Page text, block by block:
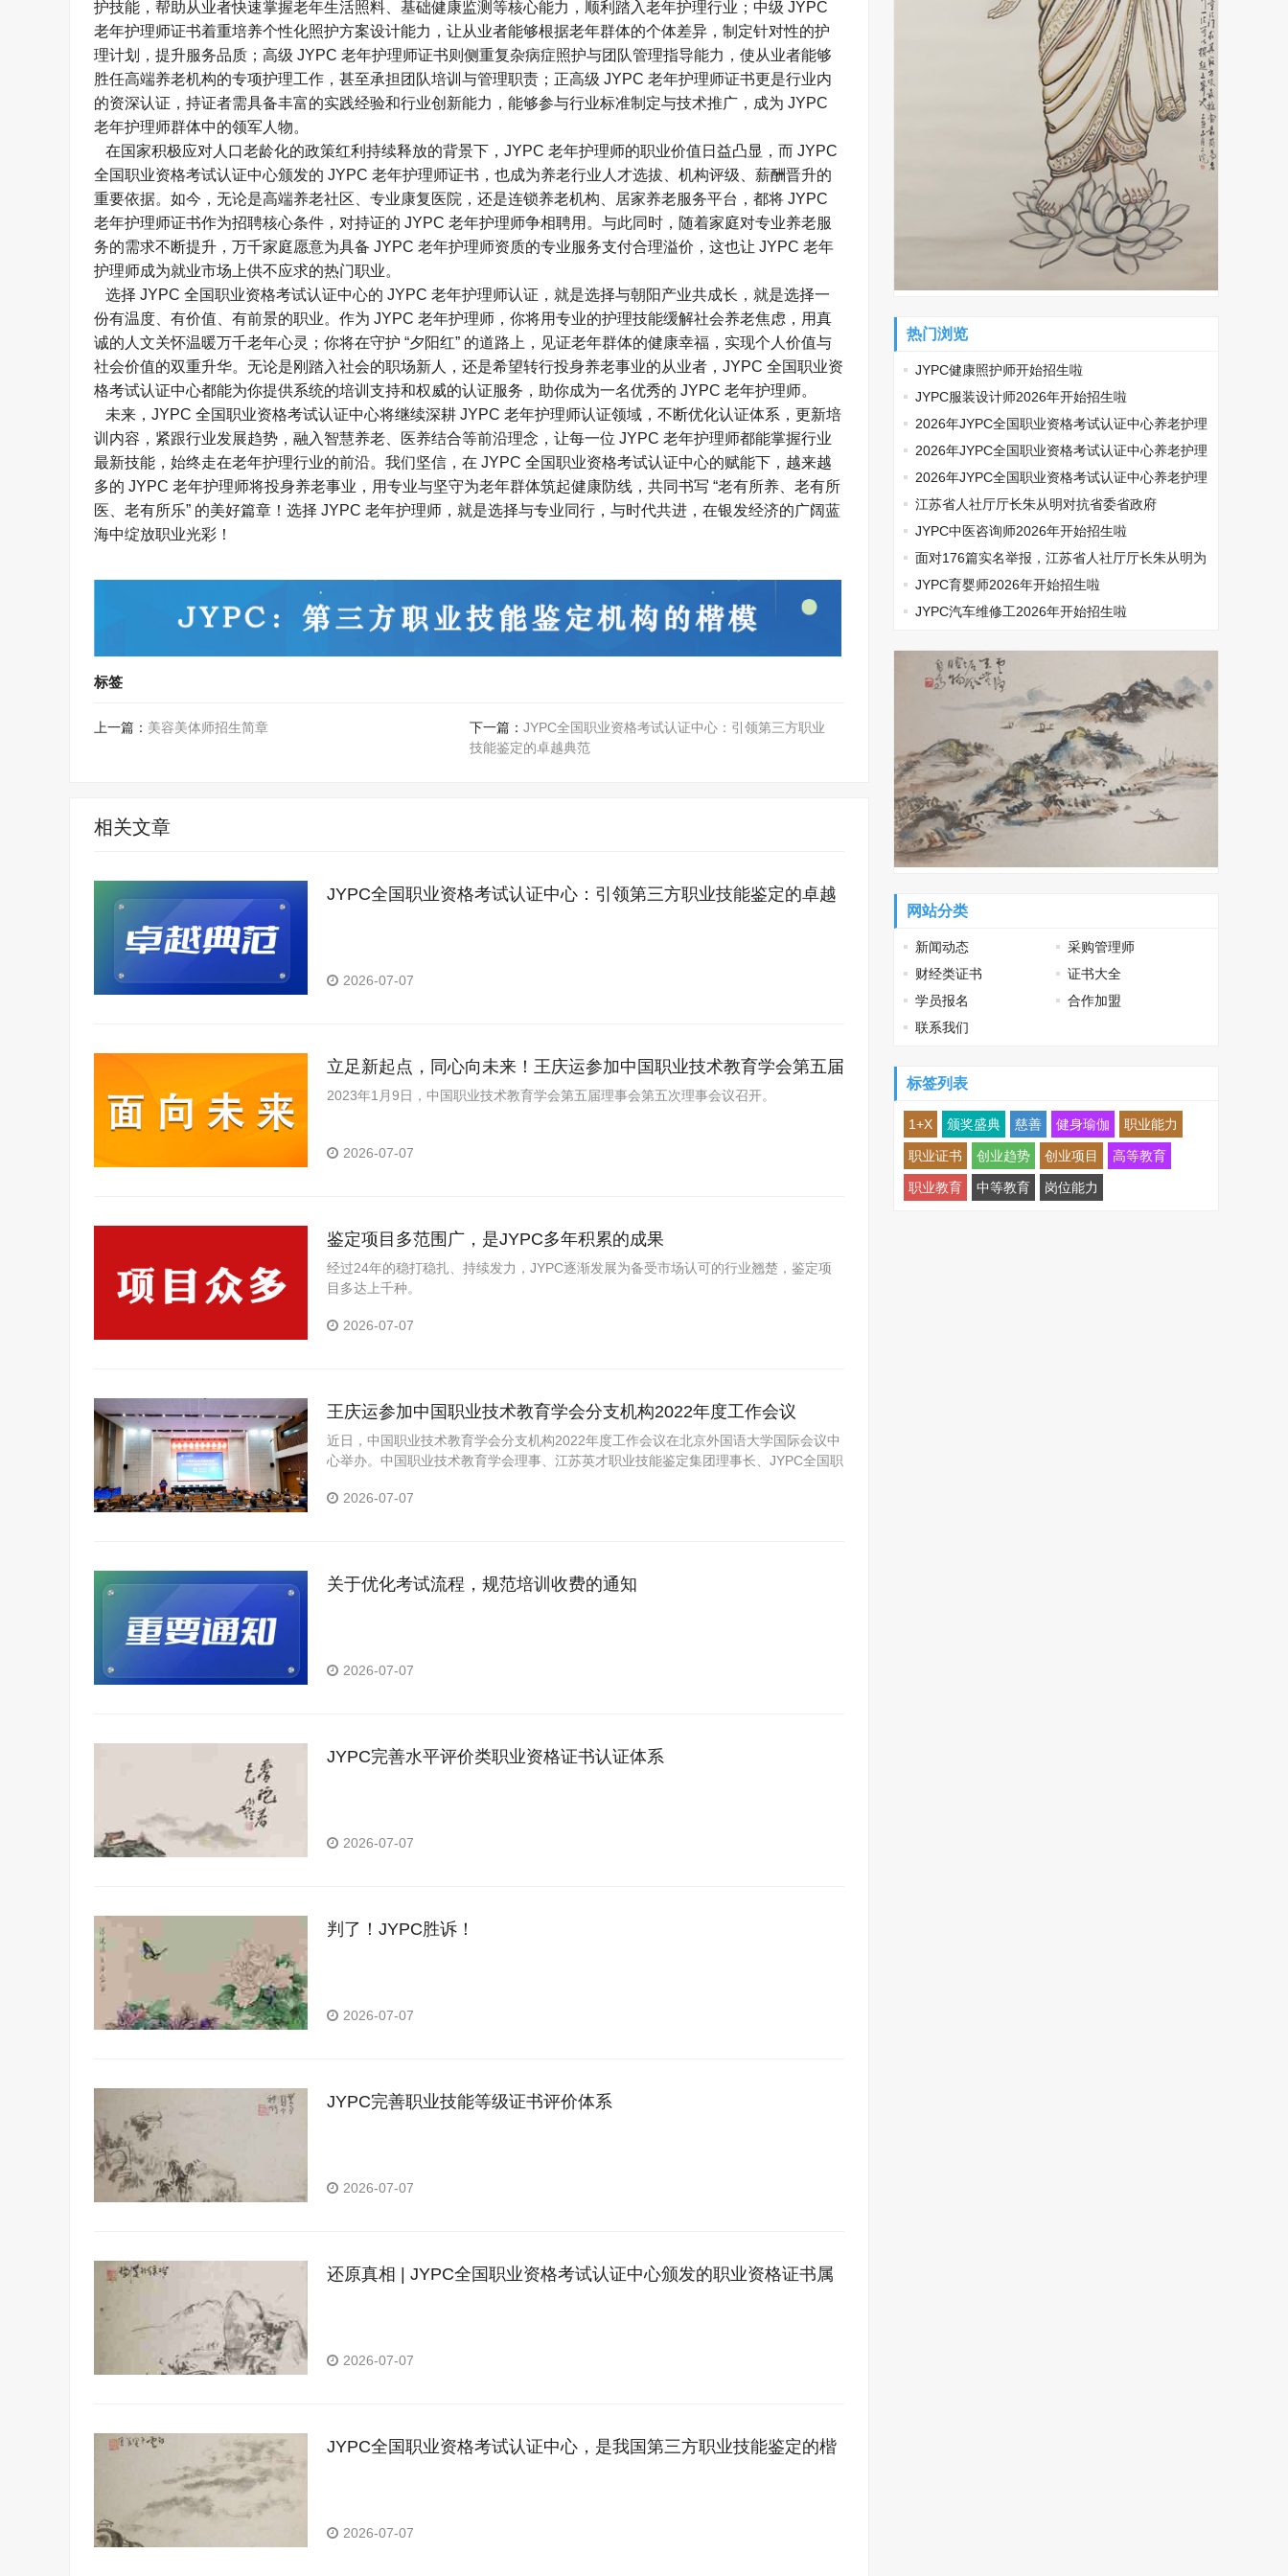
护技能，帮助从业者快速掌握老年生活照料、基础健康监测等核心能力，顺利踏入老年护理行业；中级 JYPC
老年护理师证书着重培养个性化照护方案设计能力，让从业者能够根据老年群体的个体差异，制定针对性的护
理计划，提升服务品质；高级 JYPC 老年护理师证书则侧重复杂病症照护与团队管理指导能力，使从业者能够
胜任高端养老机构的专项护理工作，甚至承担团队培训与管理职责；正高级 JYPC 老年护理师证书更是行业内
的资深认证，持证者需具备丰富的实践经验和行业创新能力，能够参与行业标准制定与技术推广，成为 JYPC
老年护理师群体中的领军人物。​
在国家积极应对人口老龄化的政策红利持续释放的背景下，JYPC 老年护理师的职业价值日益凸显，而 JYPC
全国职业资格考试认证中心颁发的 JYPC 老年护理师证书，也成为养老行业人才选拔、机构评级、薪酬晋升的
重要依据。如今，无论是高端养老社区、专业康复医院，还是连锁养老机构、居家养老服务平台，都将 JYPC
老年护理师证书作为招聘核心条件，对持证的 JYPC 老年护理师争相聘用。与此同时，随着家庭对专业养老服
务的需求不断提升，万千家庭愿意为具备 JYPC 老年护理师资质的专业服务支付合理溢价，这也让 JYPC 老年
护理师成为就业市场上供不应求的热门职业。​
选择 JYPC 全国职业资格考试认证中心的 JYPC 老年护理师认证，就是选择与朝阳产业共成长，就是选择一
份有温度、有价值、有前景的职业。作为 JYPC 老年护理师，你将用专业的护理技能缓解社会养老焦虑，用真
诚的人文关怀温暖万千老年心灵；你将在守护 “夕阳红” 的道路上，见证老年群体的健康幸福，实现个人价值与
社会价值的双重升华。无论是刚踏入社会的职场新人，还是希望转行投身养老事业的从业者，JYPC 全国职业资
格考试认证中心都能为你提供系统的培训支持和权威的认证服务，助你成为一名优秀的 JYPC 老年护理师。​
未来，JYPC 全国职业资格考试认证中心将继续深耕 JYPC 老年护理师认证领域，不断优化认证体系，更新培
训内容，紧跟行业发展趋势，融入智慧养老、医养结合等前沿理念，让每一位 JYPC 老年护理师都能掌握行业
最新技能，始终走在老年护理行业的前沿。我们坚信，在 JYPC 全国职业资格考试认证中心的赋能下，越来越
多的 JYPC 老年护理师将投身养老事业，用专业与坚守为老年群体筑起健康防线，共同书写 “老有所养、老有所
医、老有所乐” 的美好篇章！选择 JYPC 老年护理师，就是选择与专业同行，与时代共进，在银发经济的广阔蓝
海中绽放职业光彩！​
标签
上一篇： 美容美体师招生简章 下一篇： JYPC全国职业资格考试认证中心：引领第三方职业
技能鉴定的卓越典范
相关文章
JYPC全国职业资格考试认证中心：引领第三方职业技能鉴定的卓越
2026-07-07
立足新起点，同心向未来！王庆运参加中国职业技术教育学会第五届
理事会第五次理事会议
2023年1月9日，中国职业技术教育学会第五届理事会第五次理事会议召开。
2026-07-07
鉴定项目多范围广，是JYPC多年积累的成果
经过24年的稳打稳扎、持续发力，JYPC逐渐发展为备受市场认可的行业翘楚，鉴定项
目多达上千种。
2026-07-07
王庆运参加中国职业技术教育学会分支机构2022年度工作会议
近日，中国职业技术教育学会分支机构2022年度工作会议在北京外国语大学国际会议中
心举办。中国职业技术教育学会理事、江苏英才职业技能鉴定集团理事长、JYPC全国职
2026-07-07
关于优化考试流程，规范培训收费的通知
2026-07-07
JYPC完善水平评价类职业资格证书认证体系
2026-07-07
判了！JYPC胜诉！
2026-07-07
JYPC完善职业技能等级证书评价体系
2026-07-07
还原真相 | JYPC全国职业资格考试认证中心颁发的职业资格证书属
2026-07-07
JYPC全国职业资格考试认证中心，是我国第三方职业技能鉴定的楷
2026-07-07
热门浏览
JYPC健康照护师开始招生啦
JYPC服装设计师2026年开始招生啦
2026年JYPC全国职业资格考试认证中心养老护理
师开始报名啦
2026年JYPC全国职业资格考试认证中心养老护理
师开始报名啦
2026年JYPC全国职业资格考试认证中心养老护理
师开始报名啦
江苏省人社厅厅长朱从明对抗省委省政府
JYPC中医咨询师2026年开始招生啦
面对176篇实名举报，江苏省人社厅厅长朱从明为
何选择沉默
JYPC育婴师2026年开始招生啦
JYPC汽车维修工2026年开始招生啦
网站分类
新闻动态
采购管理师
财经类证书
证书大全
学员报名
合作加盟
联系我们
标签列表
1+X 颁奖盛典 慈善 健身瑜伽 职业能力
职业证书 创业趋势 创业项目 高等教育
职业教育 中等教育 岗位能力